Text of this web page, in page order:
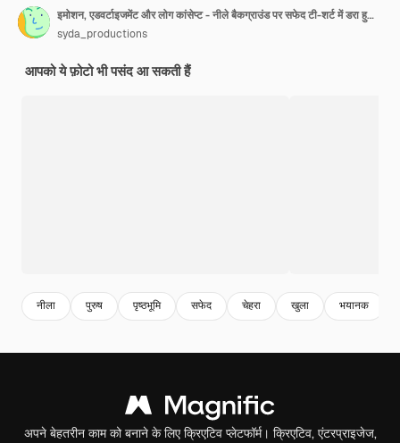
इमोशन, एडवर्टाइजमेंट और लोग कांसेप्ट - नीले बैकग्राउंड पर सफेद टी-शर्ट में डरा हुआ आदमी
syda_productions
आपको ये फ़ोटो भी पसंद आ सकती हैं
नीला पुरुष पृष्ठभूमि सफेद चेहरा खुला भयानक
अपने बेहतरीन काम को बनाने के लिए क्रिएटिव प्लेटफॉर्म। क्रिएटिव, एंटरप्राइजेज,